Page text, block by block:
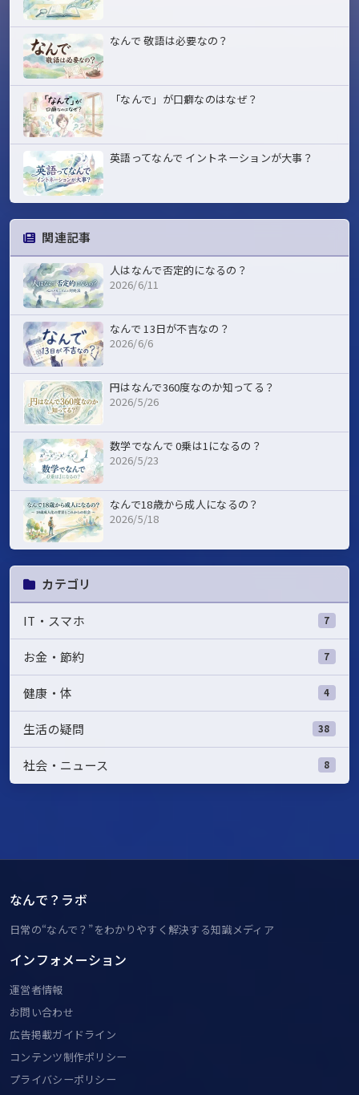
なんで 敬語は必要なの？
「なんで」が口癖なのはなぜ？
英語ってなんで イントネーションが大事？
関連記事
人はなんで否定的になるの？
2026/6/11
なんで 13日が不吉なの？
2026/6/6
円はなんで360度なのか知ってる？
2026/5/26
数学でなんで 0乗は1になるの？
2026/5/23
なんで18歳から成人になるの？
2026/5/18
カテゴリ
IT・スマホ 7
お金・節約 7
健康・体 4
生活の疑問 38
社会・ニュース 8
なんで？ラボ
日常の“なんで？”をわかりやすく解決する知識メディア
インフォメーション
運営者情報
お問い合わせ
広告掲載ガイドライン
コンテンツ制作ポリシー
プライバシーポリシー